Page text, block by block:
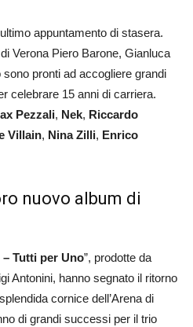
appuntamento di stasera.
Verona Piero Barone, Gianluca
pronti ad accogliere grandi
celebrare 15 anni di carriera.
Pezzali, Nek, Riccardo
Villain, Nina Zilli, Enrico
nuovo album di
– Tutti per Uno”, prodotte da
Antonini, hanno segnato il ritorno
cornice dell’Arena di
di grandi successi per il trio